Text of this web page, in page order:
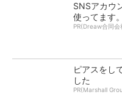
SNSアカウ
使ってます。
PR(Dreaw合同会
ピアスをし
した
PR(Marshall